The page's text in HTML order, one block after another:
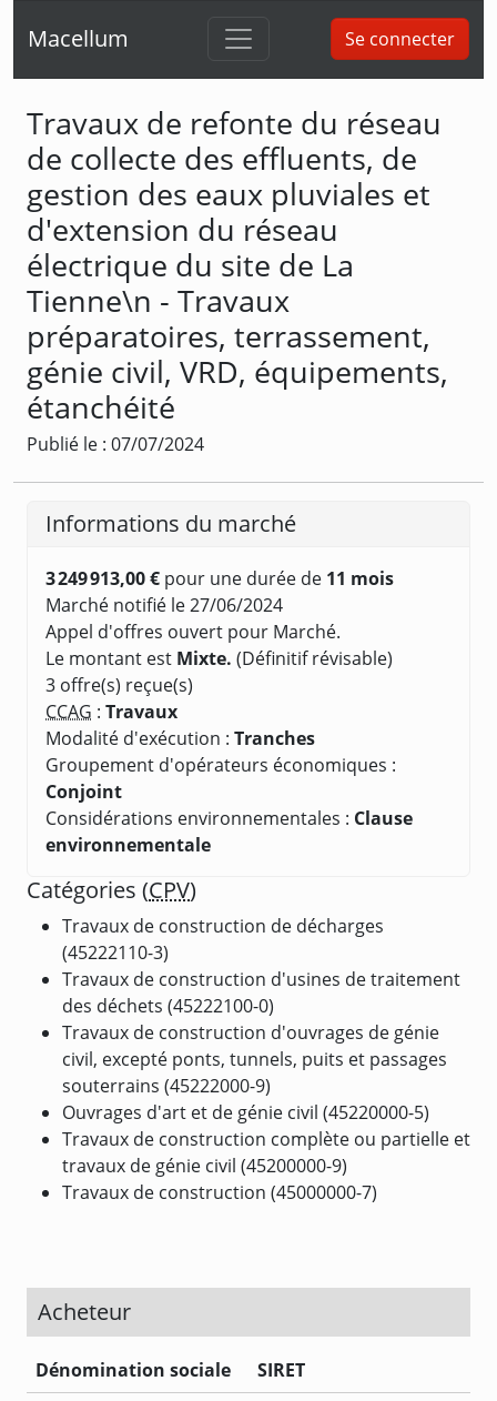
Macellum Se connecter
Travaux de refonte du réseau
de collecte des effluents, de
gestion des eaux pluviales et
d'extension du réseau
électrique du site de La
Tienne\n - Travaux
préparatoires, terrassement,
génie civil, VRD, équipements,
étanchéité
Publié le : 07/07/2024
Informations du marché
3 249 913,00 € pour une durée de 11 mois
Marché notifié le 27/06/2024
Appel d'offres ouvert pour Marché.
Le montant est Mixte. (Définitif révisable)
3 offre(s) reçue(s)
CCAG : Travaux
Modalité d'exécution : Tranches
Groupement d'opérateurs économiques :
Conjoint
Considérations environnementales : Clause
environnementale
Catégories (CPV)
Travaux de construction de décharges
(45222110-3)
Travaux de construction d'usines de traitement
des déchets (45222100-0)
Travaux de construction d'ouvrages de génie
civil, excepté ponts, tunnels, puits et passages
souterrains (45222000-9)
Ouvrages d'art et de génie civil (45220000-5)
Travaux de construction complète ou partielle et
travaux de génie civil (45200000-9)
Travaux de construction (45000000-7)
Acheteur
Dénomination sociale
SIRET